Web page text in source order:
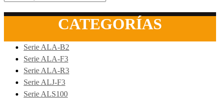
CATEGORÍAS
Serie ALA-B2
Serie ALA-F3
Serie ALA-R3
Serie ALJ-F3
Serie ALS100